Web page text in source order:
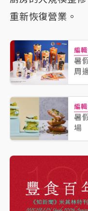
重新恢復營業。
編
暑
周
編
暑
場